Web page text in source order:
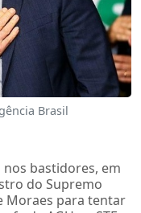
Brasil
nos bastidores, em
do Supremo
Moraes para tentar